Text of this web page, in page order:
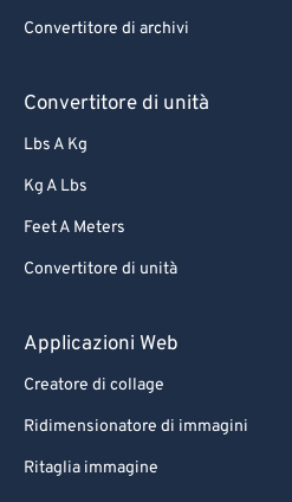
Convertitore di archivi
Convertitore di unità
Lbs A Kg
Kg A Lbs
Feet A Meters
Convertitore di unità
Applicazioni Web
Creatore di collage
Ridimensionatore di immagini
Ritaglia immagine